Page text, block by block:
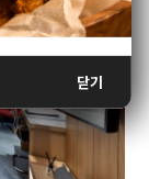
닫기
닫기
닫기
닫기
닫기